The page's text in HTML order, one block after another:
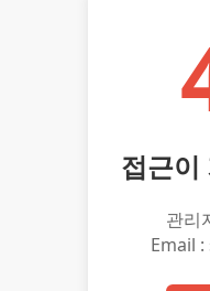
접근이
관리
Email